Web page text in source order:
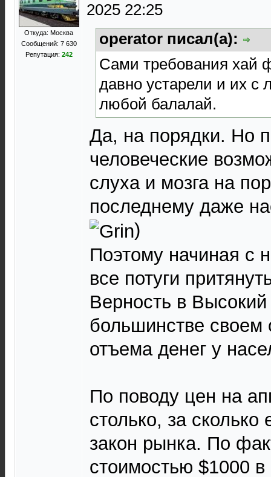
Откуда: Москва
Сообщений: 7 630
Репутация: 242
2025 22:25
operator писал(а):
Сами требования хай
давно устарели и их с
любой балалай.
Да, на порядки. Но
человеческие
слуха и мозга на
последнему даже
)
Поэтому начиная с
все потуги
Верность в
большинстве своем
отъема денег у
По поводу цен на
столько, за
закон рынка. По
стоимостью $1000 в